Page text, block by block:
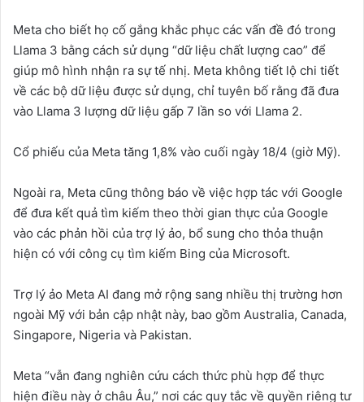
Meta cho biết họ cố gắng khắc phục các vấn đề đó trong
Llama 3 bằng cách sử dụng “dữ liệu chất lượng cao” để
giúp mô hình nhận ra sự tế nhị. Meta không tiết lộ chi tiết
về các bộ dữ liệu được sử dụng, chỉ tuyên bố rằng đã đưa
vào Llama 3 lượng dữ liệu gấp 7 lần so với Llama 2.
Cổ phiếu của Meta tăng 1,8% vào cuối ngày 18/4 (giờ Mỹ).
Ngoài ra, Meta cũng thông báo về việc hợp tác với Google
để đưa kết quả tìm kiếm theo thời gian thực của Google
vào các phản hồi của trợ lý ảo, bổ sung cho thỏa thuận
hiện có với công cụ tìm kiếm Bing của Microsoft.
Trợ lý ảo Meta AI đang mở rộng sang nhiều thị trường hơn
ngoài Mỹ với bản cập nhật này, bao gồm Australia, Canada,
Singapore, Nigeria và Pakistan.
Meta “vẫn đang nghiên cứu cách thức phù hợp để thực
hiện điều này ở châu Âu,” nơi các quy tắc về quyền riêng tư